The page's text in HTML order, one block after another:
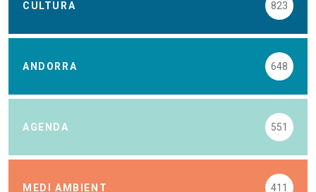
CULTURA 823
ANDORRA 648
AGENDA 551
MEDI AMBIENT 411